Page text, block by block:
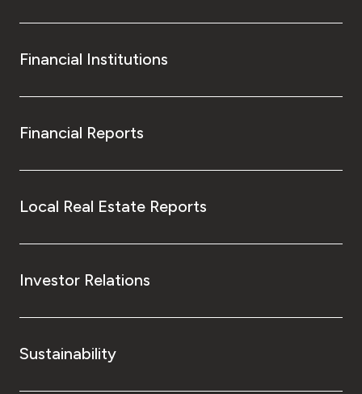
Financial Institutions
Financial Reports
Local Real Estate Reports
Investor Relations
Sustainability